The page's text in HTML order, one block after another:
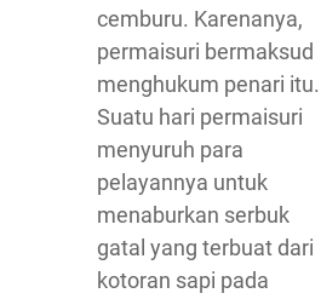
cemburu. Karenanya,
permaisuri bermaksud
menghukum penari itu.
Suatu hari permaisuri
menyuruh para
pelayannya untuk
menaburkan serbuk
gatal yang terbuat dari
kotoran sapi pada